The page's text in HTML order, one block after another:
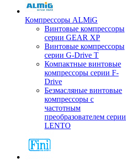
Компрессоры ALMiG
Винтовые компрессоры
серии GEAR XP
Винтовые компрессоры
серии G-Drive T
Компактные винтовые
компрессоры серии F-
Drive
Безмасляные винтовые
компрессоры с
частотным
преобразователем серии
LENTO